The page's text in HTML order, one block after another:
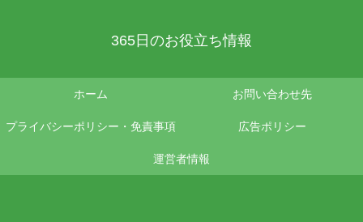
365日のお役立ち情報
ホーム お問い合わせ先
プライバシーポリシー・免責事項 広告ポリシー
運営者情報